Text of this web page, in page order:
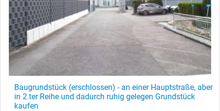
Baugrundstück (erschlossen) - an einer Hauptstraße, aber
in 2.ter Reihe und dadurch ruhig gelegen Grundstück
kaufen